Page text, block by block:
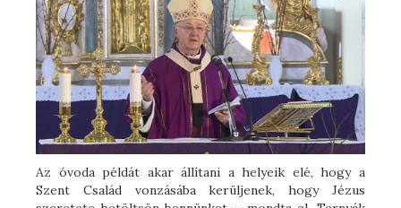
Az óvoda példát akar állítani a helyeik elé, hogy a
Szent Család vonzásába kerüljenek, hogy Jézus